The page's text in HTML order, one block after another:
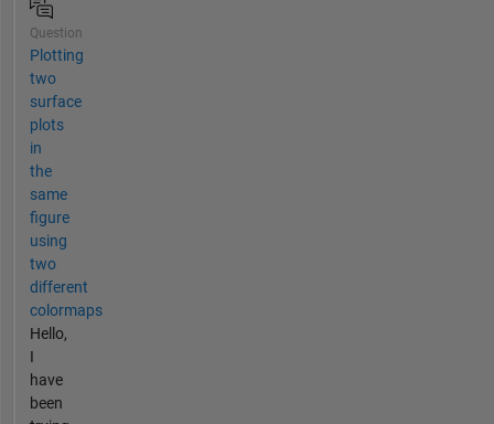
Question
Plotting
two
surface
plots
in
the
same
figure
using
two
different
colormaps
Hello,
I
have
been